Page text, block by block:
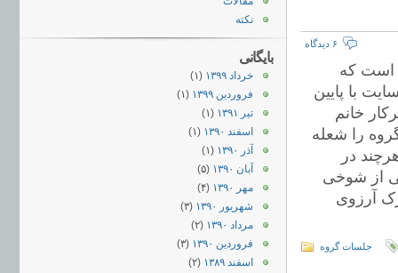
۶ دیدگاه
است که
با پایین
خانم
را شعله
در
از شوخی
آرزوی
جلسات گروه
نکته
بایگانی
خرداد ۱۳۹۹
(۱)
فروردین ۱۳۹۹
(۱)
تیر ۱۳۹۱
(۱)
اسفند ۱۳۹۰
(۱)
آذر ۱۳۹۰
(۱)
آبان ۱۳۹۰
(۵)
مهر ۱۳۹۰
(۴)
شهریور ۱۳۹۰
(۳)
مرداد ۱۳۹۰
(۲)
فروردین ۱۳۹۰
(۳)
اسفند ۱۳۸۹
(۲)